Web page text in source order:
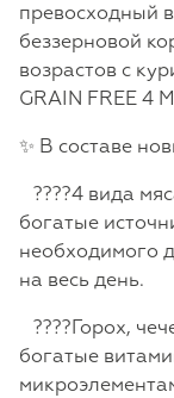
превосходный
беззерновой
возрастов с
GRAIN FREE 4
✨ В составе
????4 вида
богатые
необходимого
на весь день.
????Горох,
богатые